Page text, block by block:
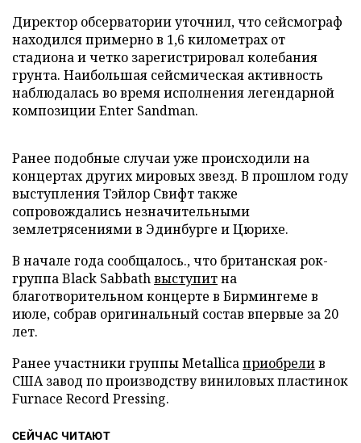
Директор обсерватории уточнил, что сейсмограф
находился примерно в 1,6 километрах от
стадиона и четко зарегистрировал колебания
грунта. Наибольшая сейсмическая активность
наблюдалась во время исполнения легендарной
композиции Enter Sandman.
Ранее подобные случаи уже происходили на
концертах других мировых звезд. В прошлом году
выступления Тэйлор Свифт также
сопровождались незначительными
землетрясениями в Эдинбурге и Цюрихе.
В начале года сообщалось., что британская рок-
группа Black Sabbathвыступитна
благотворительном концерте в Бирмингеме в
июле, собрав оригинальный состав впервые за 20
лет.
Ранее участники группы Metallicaприобрелив
США завод по производству виниловых пластинок
Furnace Record Pressing.
СЕЙЧАС ЧИТАЮТ